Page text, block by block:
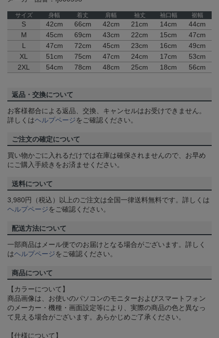
サイズ 身幅 着丈 肩幅 袖丈 袖口幅 裾幅
S 42cm 66cm 42cm 21cm 14cm
44cm
M
45cm 69cm 43cm 22cm 15cm
47cm
L
47cm 72cm 45cm 23cm 16cm
49cm
XL
51cm 75cm 47cm 24cm 17cm
53cm
2XL
54cm 78cm 48cm 25cm 18cm 56cm
返品・交換について
お客様都合による返品、交換、キャンセルはお受けできません。
詳しくはヘルプページをご確認ください。
ご注文の確定について
買い物かごに入れるだけでは在庫は確保されませんので、お早め
にご購入手続きをお済ませください。
送料について
3,980円（税込）以上のご注文は全国一律送料無料です。詳しくは
ヘルプページをご確認ください。
配送方法について
一部商品はメール便でのお届けとなる場合がございます。詳しく
はヘルプページをご確認ください。
商品について
【カラーについて】
商品画像は、お使いのパソコンのモニターおよびスマートフォン
のメーカー・機種・画面設定等により、実際の商品の色と異なっ
て見える場合がございます。あらかじめご了承ください。
【仕様について】